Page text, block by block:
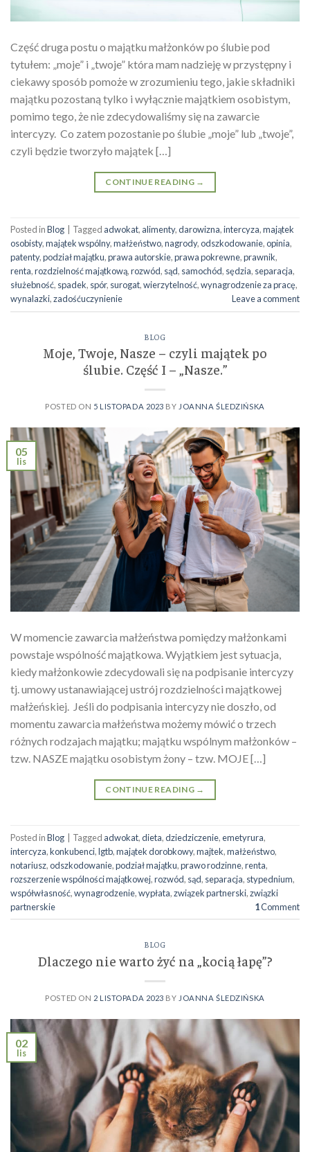
Część druga postu o majątku małżonków po ślubie pod
tytułem: „moje” i „twoje” która mam nadzieję w przystępny i
ciekawy sposób pomoże w zrozumieniu tego, jakie składniki
majątku pozostaną tylko i wyłącznie majątkiem osobistym,
pomimo tego, że nie zdecydowaliśmy się na zawarcie
intercyzy. Co zatem pozostanie po ślubie „moje” lub „twoje”,
czyli będzie tworzyło majątek […]
CONTINUE READING →
Posted inBlog Tagged adwokat, alimenty,darowizna,intercyza,majątek
osobisty,majątek wspólny,małżeństwo,nagrody,odszkodowanie,opinia,
patenty,podział majątku,prawa autorskie,prawa pokrewne,prawnik,
renta,rozdzielność majątkową,rozwód, sąd, samochód, sędzia, separacja,
służebność, spadek, spór, surogat,wierzytelność,wynagrodzenie za pracę,
wynalazki,zadośćuczynienie Leave a comment
BLOG
Moje, Twoje, Nasze – czyli majątek po
ślubie. Część I – „Nasze.”
POSTED ON 5 LISTOPADA 2023 BY JOANNA ŚLEDZIŃSKA
05
lis
W momencie zawarcia małżeństwa pomiędzy małżonkami
powstaje wspólność majątkowa. Wyjątkiem jest sytuacja,
kiedy małżonkowie zdecydowali się na podpisanie intercyzy
tj. umowy ustanawiającej ustrój rozdzielności majątkowej
małżeńskiej. Jeśli do podpisania intercyzy nie doszło, od
momentu zawarcia małżeństwa możemy mówić o trzech
różnych rodzajach majątku; majątku wspólnym małżonków –
tzw. NASZE majątku osobistym żony – tzw. MOJE […]
CONTINUE READING →
Posted inBlog Tagged adwokat,dieta,dziedziczenie,emetyrura,
intercyza,konkubenci,lgtb,majątek dorobkowy,majtek,małżeństwo,
notariusz,odszkodowanie,podział majątku,prawo rodzinne,renta,
rozszerzenie wspólności majątkowej,rozwód, sąd, separacja, stypednium,
współwłasność,wynagrodzenie,wypłata,związek partnerski,związki
partnerskie
1Comment
BLOG
Dlaczego nie warto żyć na „kocią łapę”?
POSTED ON 2 LISTOPADA 2023 BY JOANNA ŚLEDZIŃSKA
02
lis